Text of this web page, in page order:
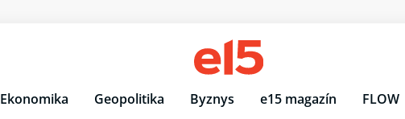
Ekonomika Geopolitika Byznys e15 magazín FLOW